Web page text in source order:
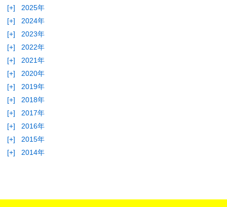
[+]
2025年
[+]
2024年
[+]
2023年
[+]
2022年
[+]
2021年
[+]
2020年
[+]
2019年
[+]
2018年
[+]
2017年
[+]
2016年
[+]
2015年
[+]
2014年